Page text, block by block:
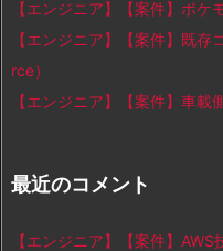
【エンジニア】【案件】ポ
【エンジニア】【案件】既
rce）
【エンジニア】【案件】車載
最近のコメント
【エンジニア】【案件】